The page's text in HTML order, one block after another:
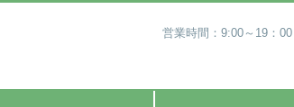
営業時間：9:00～19：